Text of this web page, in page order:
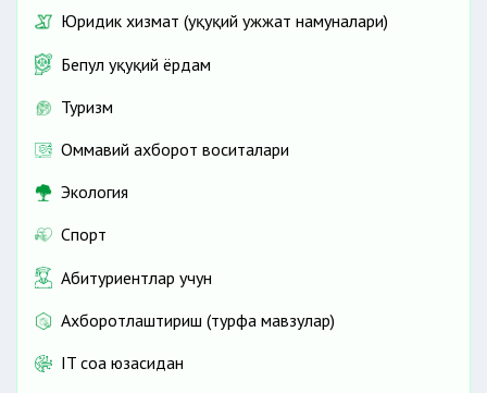
Юридик хизмат (ҳуқуқий ҳужжат намуналари)
Бепул ҳуқуқий ёрдам
Туризм
Оммавий ахборот воситалари
Экология
Спорт
Абитуриентлар учун
Ахборотлаштириш (турфа мавзулар)
IT соҳа юзасидан